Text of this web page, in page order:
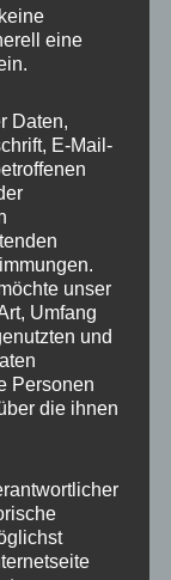
werden
dieses
eine
Daten,
E-Mail-
unser
Umfang
und
Personen
die ihnen